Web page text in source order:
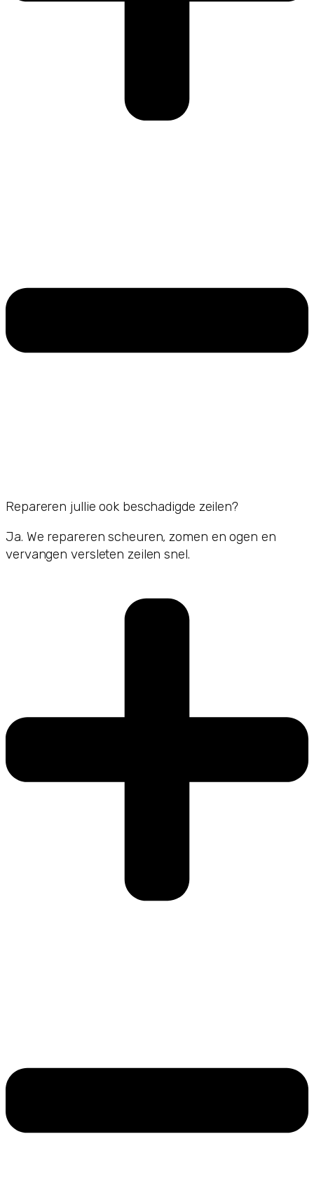
Repareren jullie ook beschadigde zeilen?
Ja. We repareren scheuren, zomen en ogen en
vervangen versleten zeilen snel.